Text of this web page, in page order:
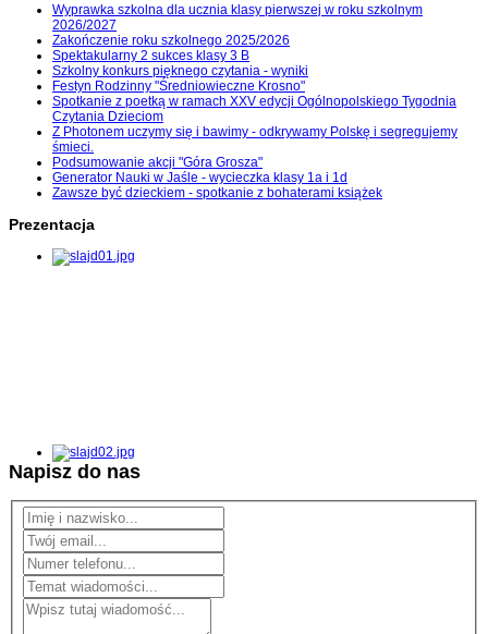
Wyprawka szkolna dla ucznia klasy pierwszej w roku szkolnym
2026/2027
Zakończenie roku szkolnego 2025/2026
Spektakularny 2 sukces klasy 3 B
Szkolny konkurs pięknego czytania - wyniki
Festyn Rodzinny "Średniowieczne Krosno"
Spotkanie z poetką w ramach XXV edycji Ogólnopolskiego Tygodnia
Czytania Dzieciom
Z Photonem uczymy się i bawimy - odkrywamy Polskę i segregujemy
śmieci.
Podsumowanie akcji "Góra Grosza"
Generator Nauki w Jaśle - wycieczka klasy 1a i 1d
Zawsze być dzieckiem - spotkanie z bohaterami książek
Prezentacja
Napisz do nas